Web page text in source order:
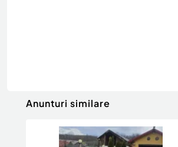
Anunturi similare